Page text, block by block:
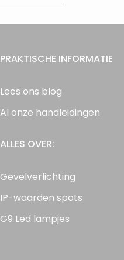
PRAKTISCHE INFORMATIE
Lees ons blog
Al onze handleidingen
ALLES OVER:
Gevelverlichting
IP-waarden spots
G9 Led lampjes